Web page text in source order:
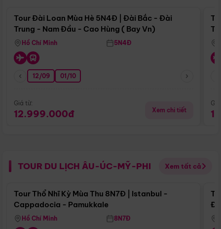
Tour Đài Loan Mùa Hè 5N4Đ | Đài Bắc - Đài
Trung - Nam Đầu - Cao Hùng ( Bay Vn)
Hồ Chí Minh 5N4Đ
12/09 01/10
Giá từ:
12.999.000đ Xem chi tiết
TOUR DU LỊCH ÂU-ÚC-MỸ-PHI Xem tất cả
Điểm nổi bật
Tour Thổ Nhĩ Kỳ Mùa Thu 8N7Đ | Istanbul -
Cappadocia - Pamukkale
Hồ Chí Minh 8N7Đ